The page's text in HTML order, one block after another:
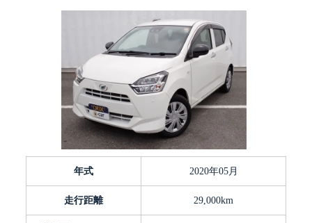
年式 2020年05月
走行距離 29,000km